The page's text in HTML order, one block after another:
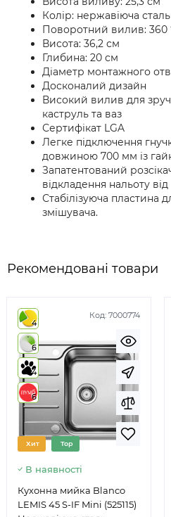
Колір: нержавіюча сталь
Поворотний вилив: 360
Висота: 36,2 см
Глибина: 20 см
Діаметр монтажного
Досконалий дизайн
Високий вилив для
каструль та ваз
Сертифікат LGA
Легке підключення
довжиною 700 мм із
Запатентований
відкладення нальоту
Стабілізуюча пластина
змішувача.
Рекомендовані товари
Код: 7000774
4
6
4
6
Хит Top
В наявності
Кухонна мийка Blanco
LEMIS 45 S-IF Mini (525115)